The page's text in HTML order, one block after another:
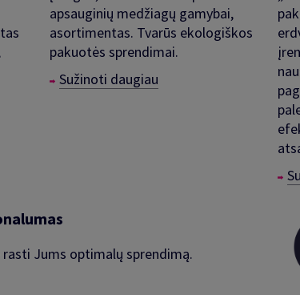
apsauginių medžiagų gamybai,
asortimentas. Tvarūs ekologiškos
pakuotės sprendimai.
Sužinoti daugiau
rasti Jums optimalų sprendimą.